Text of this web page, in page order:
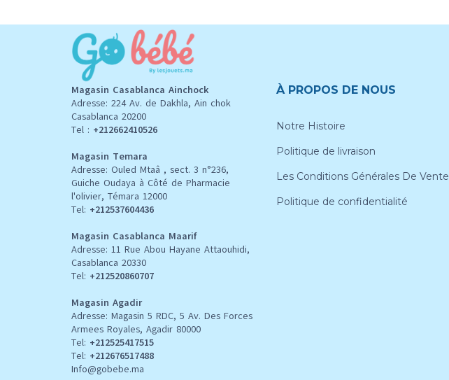
Magasin Casablanca Ainchock
Adresse: 224 Av. de Dakhla, Ain chok
Casablanca 20200
Tel : +212662410526
Magasin Temara
Adresse: Ouled Mtaâ , sect. 3 n°236,
Guiche Oudaya à Côté de Pharmacie
l'olivier, Témara 12000
Tel: +212537604436
Magasin Casablanca Maarif
Adresse: 11 Rue Abou Hayane Attaouhidi,
Casablanca 20330
Tel: +212520860707
Magasin Agadir
Adresse: Magasin 5 RDC, 5 Av. Des Forces
Armees Royales, Agadir 80000
Tel: +212525417515
Tel: +212676517488
Info@gobebe.ma
À PROPOS DE NOUS
Notre Histoire
Politique de livraison
Les Conditions Générales De Vente
Politique de confidentialité